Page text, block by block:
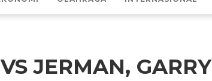
JERMAN, GARRY